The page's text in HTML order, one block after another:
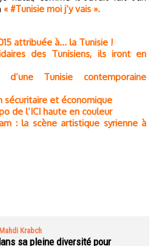
« #Tunisie moi j’y vais ».
attribuée à… la Tunisie !
des Tunisiens, ils iront en
Tunisie contemporaine
sécuritaire et économique
de l’ICI haute en couleur
: la scène artistique syrienne à
Krabch
sa pleine diversité pour